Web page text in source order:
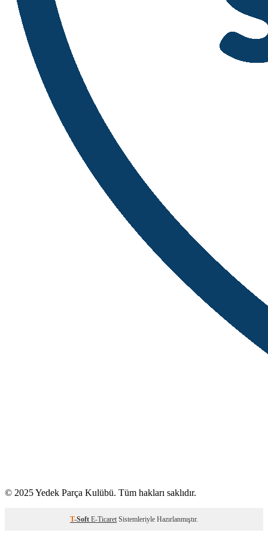
© 2025 Yedek Parça Kulübü. Tüm hakları saklıdır.
T-Soft E-Ticaret Sistemleriyle Hazırlanmıştır.